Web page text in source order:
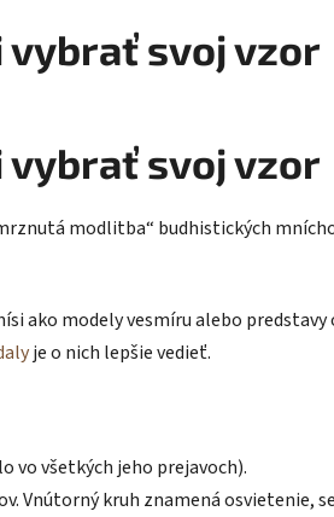
vybrať svoj vzor
vybrať svoj vzor
modlitba“ budhistických
ako modely vesmíru alebo
je o nich lepšie vedieť.
vo všetkých jeho prejavoch).
Vnútorný kruh znamená osvietenie,